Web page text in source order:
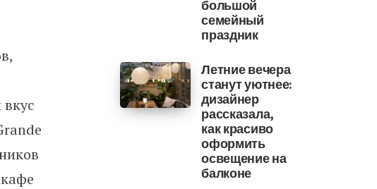
большой
семейный
праздник
Летние вечера
станут уютнее:
дизайнер
рассказала,
как красиво
оформить
освещение на
балконе